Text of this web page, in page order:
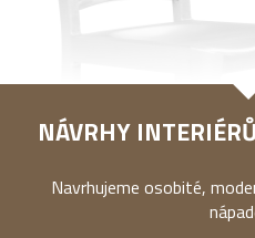
NÁVRHY
Navrhujeme osobité,